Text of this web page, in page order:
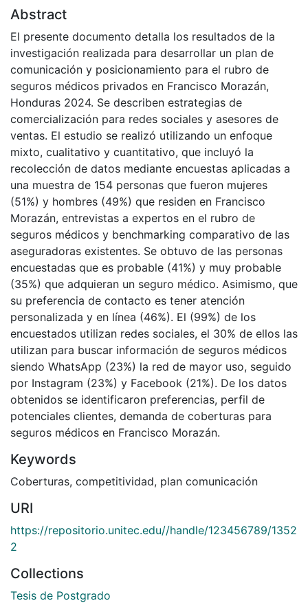
Abstract
El presente documento detalla los resultados de la
investigación realizada para desarrollar un plan de
comunicación y posicionamiento para el rubro de
seguros médicos privados en Francisco Morazán,
Honduras 2024. Se describen estrategias de
comercialización para redes sociales y asesores de
ventas. El estudio se realizó utilizando un enfoque
mixto, cualitativo y cuantitativo, que incluyó la
recolección de datos mediante encuestas aplicadas a
una muestra de 154 personas que fueron mujeres
(51%) y hombres (49%) que residen en Francisco
Morazán, entrevistas a expertos en el rubro de
seguros médicos y benchmarking comparativo de las
aseguradoras existentes. Se obtuvo de las personas
encuestadas que es probable (41%) y muy probable
(35%) que adquieran un seguro médico. Asimismo, que
su preferencia de contacto es tener atención
personalizada y en línea (46%). El (99%) de los
encuestados utilizan redes sociales, el 30% de ellos las
utilizan para buscar información de seguros médicos
siendo WhatsApp (23%) la red de mayor uso, seguido
por Instagram (23%) y Facebook (21%). De los datos
obtenidos se identificaron preferencias, perfil de
potenciales clientes, demanda de coberturas para
seguros médicos en Francisco Morazán.
Keywords
Coberturas, competitividad, plan comunicación
URI
https://repositorio.unitec.edu//handle/123456789/1352
2
Collections
Tesis de Postgrado